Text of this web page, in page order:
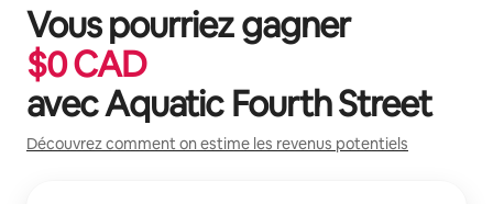
Vous pourriez gagner
$0CAD
avecAquatic Fourth Street
Découvrez comment on estime les revenus potentiels